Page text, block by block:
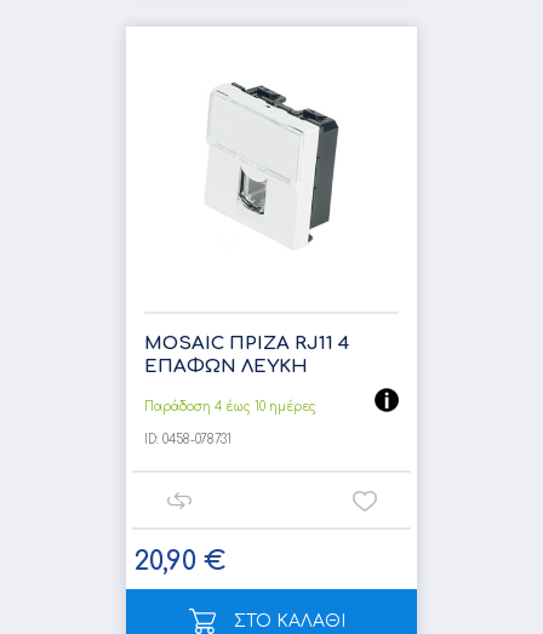
MOSAIC ΠΡΙΖΑ RJ11 4
ΕΠΑΦΩΝ ΛΕΥΚΗ
Παράδοση 4 έως 10 ημέρες
ID: 0458-078731
20,90 €
ΣΤΟ ΚΑΛΑΘΙ